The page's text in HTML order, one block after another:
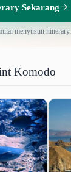
Sekarang
menyusun itinerary.
Komodo